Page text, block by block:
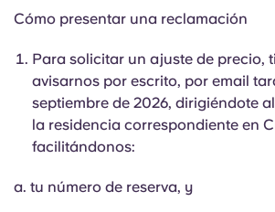
Cómo presentar una reclamación
Para solicitar un ajuste de precio,
avisarnos por escrito, por email
septiembre de 2026, dirigiéndote
la residencia correspondiente en
facilitándonos:
a. tu número de reserva, y